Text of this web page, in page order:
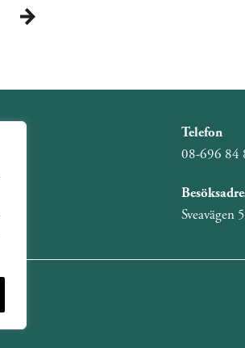
Telefon
08-696 84
Sveavägen